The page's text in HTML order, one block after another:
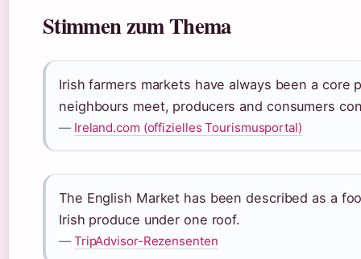
Stimmen zum Thema
Irish farmers markets have always been a core
neighbours meet, producers and consumers
— Ireland.com (offizielles Tourismusportal)
The English Market has been described as a
Irish produce under one roof.
— TripAdvisor-Rezensenten